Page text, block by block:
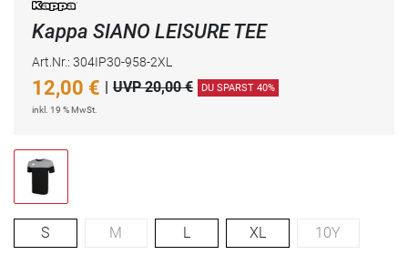
Kappa SIANO LEISURE TEE
Art.Nr.: 304IP30-958-2XL
12,00 € UVP 20,00 € DU SPARST 40%
inkl. 19 % MwSt.
S M L XL 10Y